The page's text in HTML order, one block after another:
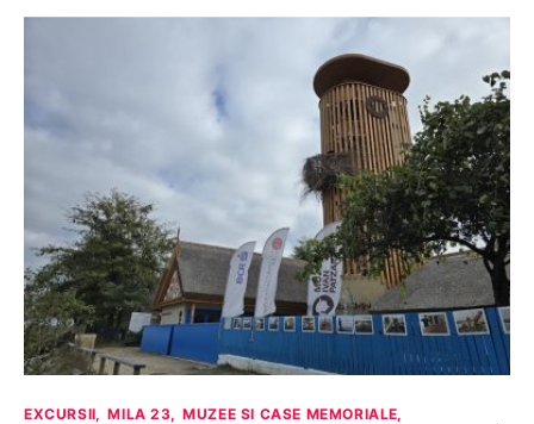
EXCURSII MILA 23
MUZEE SI CASE MEMORIALE